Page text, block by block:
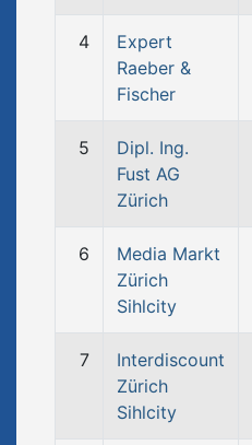
4
Expert
Raeber &
Fischer
5
Dipl. Ing.
Fust AG
Zürich
6
Media Markt
Zürich
Sihlcity
7
Interdiscount
Zürich
Sihlcity